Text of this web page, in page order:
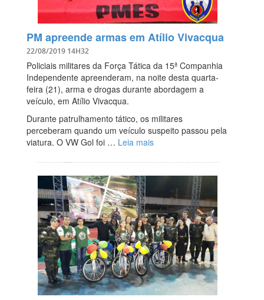
PM apreende armas em Atílio Vivacqua
22/08/2019 14H32
Policiais militares da Força Tática da 15ª Companhia
Independente apreenderam, na noite desta quarta-
feira (21), arma e drogas durante abordagem a
veículo, em Atílio Vivacqua.
Durante patrulhamento tático, os militares
perceberam quando um veículo suspeito passou pela
viatura. O VW Gol foi … Leia mais